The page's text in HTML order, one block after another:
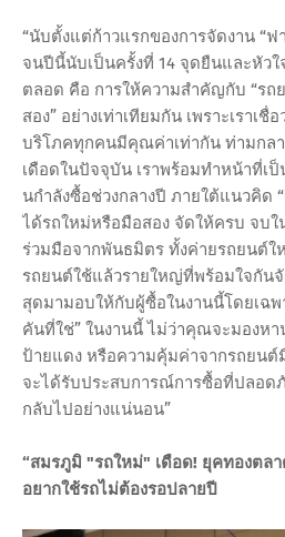
“นับตั้งแต่ก้าวแรกของการจัดงาน “
จนปีนี้นับเป็นครั้งที่ 14 จุดยืนและหัว
ตลอด คือ การให้ความสำคัญกับ “รถ
สอง” อย่างเท่าเทียมกัน เพราะเราเชื่
บริโภคทุกคนมีคุณค่าเท่ากัน ท่ามกล
เดือดในปัจจุบัน เราพร้อมทำหน้าที่เ
นกำลังซื้อช่วงกลางปี ภายใต้แนวคิด
ได้รถใหม่หรือมือสอง จัดให้ครบ จบใ
ร่วมมือจากพันธมิตร ทั้งค่ายรถยนต์ใ
รถยนต์ใช้แล้วรายใหญ่ที่พร้อมใจกัน
สุดมามอบให้กับผู้ซื้อในงานนี้โดยเฉ
คันที่ใช่” ในงานนี้ ไม่ว่าคุณจะมองห
ป้ายแดง หรือความคุ้มค่าจากรถยน
จะได้รับประสบการณ์การซื้อที่ปลอด
กลับไปอย่างแน่นอน”
“สมรภูมิ "รถใหม่" เดือด! ยุคทองตล
อยากใช้รถไม่ต้องรอปลายปี